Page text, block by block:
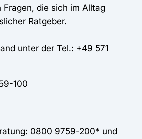
Fragen, die sich im Alltag
Ratgeber.
unter der Tel.: +49 571
100
0800 9759-200* und